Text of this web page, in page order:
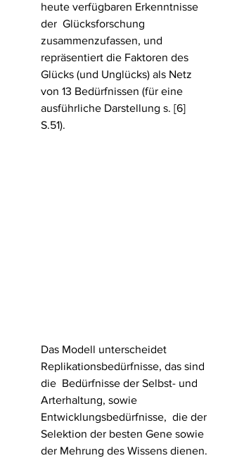
heute verfügbaren Erkenntnisse
der  Glücksforschung
zusammenzufassen, und
repräsentiert die Faktoren des
Glücks (und Unglücks) als Netz
von 13 Bedürfnissen (für eine
ausführliche Darstellung s. [6]
S.51).
Das Modell unterscheidet
Replikationsbedürfnisse, das sind
die  Bedürfnisse der Selbst- und
Arterhaltung, sowie
Entwicklungsbedürfnisse,  die der
Selektion der besten Gene sowie
der Mehrung des Wissens dienen.